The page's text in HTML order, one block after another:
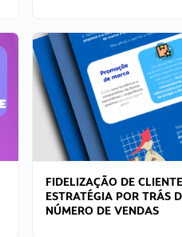
FIDELIZAÇÃO DE
ESTRATÉGIA POR TRÁS
NÚMERO DE VENDAS